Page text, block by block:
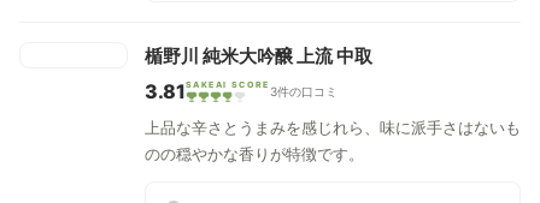
楯野川 純米大吟醸 上流 中取
3.81SAKEAI SCORE 3件の口コミ
上品な辛さとうまみを感じれら、味に派手さはないも
のの穏やかな香りが特徴です。